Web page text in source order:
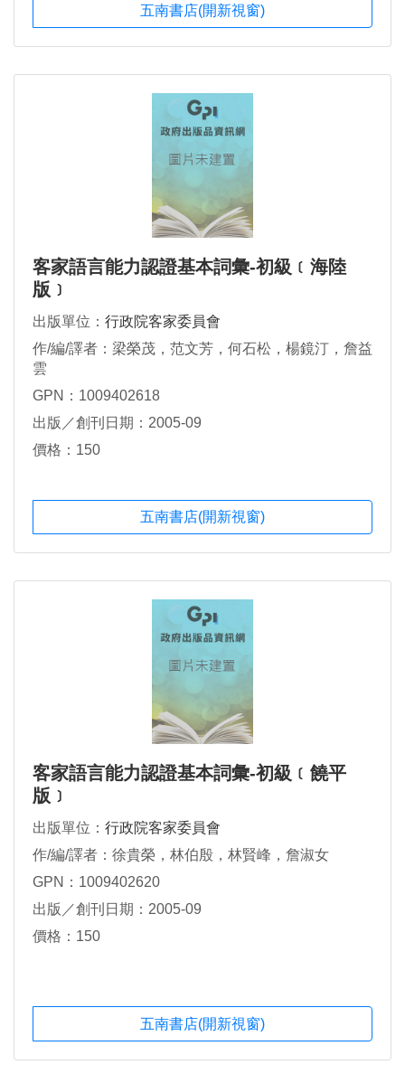
五南書店(開新視窗)
客家語言能力認證基本詞彙-初級﹝海陸
版﹞
出版單位： 行政院客家委員會
作/編/譯者：梁榮茂，范文芳，何石松，楊鏡汀，詹益
雲
GPN：1009402618
出版／創刊日期：2005-09
價格：150
五南書店(開新視窗)
客家語言能力認證基本詞彙-初級﹝饒平
版﹞
出版單位： 行政院客家委員會
作/編/譯者：徐貴榮，林伯殷，林賢峰，詹淑女
GPN：1009402620
出版／創刊日期：2005-09
價格：150
五南書店(開新視窗)